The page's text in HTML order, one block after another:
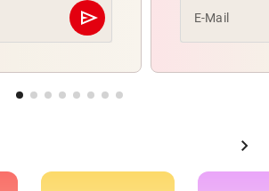
send
Abschicken E-Mail
chevron_right